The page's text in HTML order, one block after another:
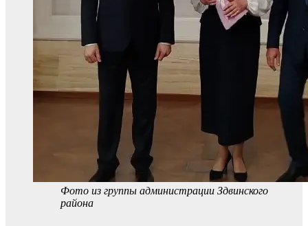
Фото из группы администрации Здвинского
района